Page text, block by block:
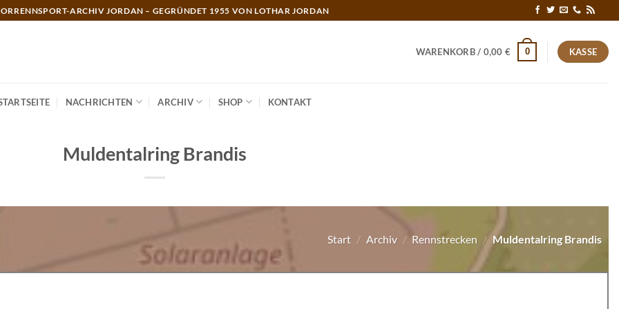
ARCHIV JORDAN – GEGRÜNDET 1955 VON LOTHAR JORDAN
WARENKORB / 0,00 € 0 KASSE
NACHRICHTEN ARCHIV SHOP KONTAKT
Muldentalring Brandis
Start / Archiv / Rennstrecken / Muldentalring Brandis